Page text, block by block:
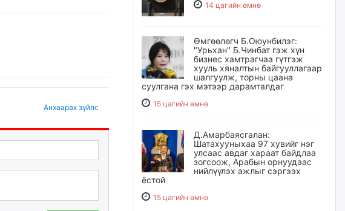
Анхаарах зүйлс
14 цагийн өмнө
Өмгөөлөгч Б.Оюунбилэг:
"Урьхан" Б.Чинбат гэж хүн
бизнес хамтрагчаа гүтгэж
хууль хяналтын байгууллагаар
шалгуулж, торны цаана
суулгана гэх мэтээр дарамталдаг
15 цагийн өмнө
Д.Амарбаясгалан:
Шатахууныхаа 97 хувийг нэг
улсаас авдаг хараат байдлаа
зогсоож, Арабын орнуудаас
нийлүүлэх ажлыг сэргээх
ёстой
15 цагийн өмнө